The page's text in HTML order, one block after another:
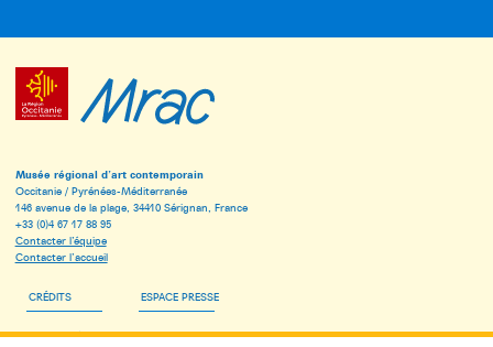
Musée régional d’art contemporain
Occitanie / Pyrénées-Méditerranée
146 avenue de la plage, 34410 Sérignan, France
+33 (0)4 67 17 88 95
Contacter l’équipe
Contacter l’accueil
CRÉDITS ESPACE PRESSE
ESPACE PÉDAGOGIQUE